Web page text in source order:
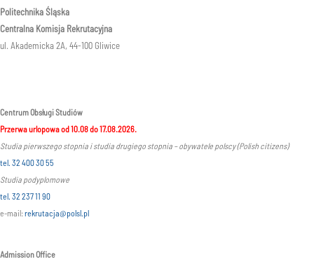
Politechnika Śląska
Centralna Komisja Rekrutacyjna
ul. Akademicka 2A, 44-100 Gliwice
Centrum Obsługi Studiów
Przerwa urlopowa od 10.08 do 17.08.2026.
Studia pierwszego stopnia i studia drugiego stopnia – obywatele polscy (Polish citizens)
tel. 32 400 30 55
Studia podyplomowe
tel. 32 237 11 90
e-mail:rekrutacja@polsl.pl
Admission Office